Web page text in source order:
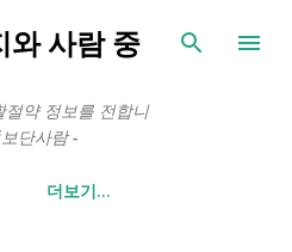
츠로 건너뛰기
와 사람 중
절약 정보를 전합니
단사람 -
더보기…